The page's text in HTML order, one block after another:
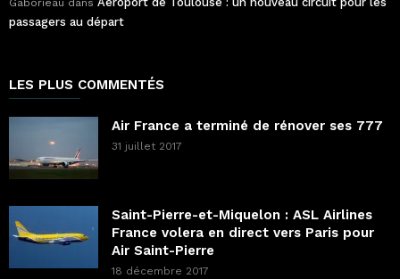
passagers au départ
LES PLUS COMMENTÉS
Air France a terminé de rénover ses 777
31 juillet 2017
Saint-Pierre-et-Miquelon : ASL Airlines
France volera en direct vers Paris pour
Air Saint-Pierre
18 décembre 2017